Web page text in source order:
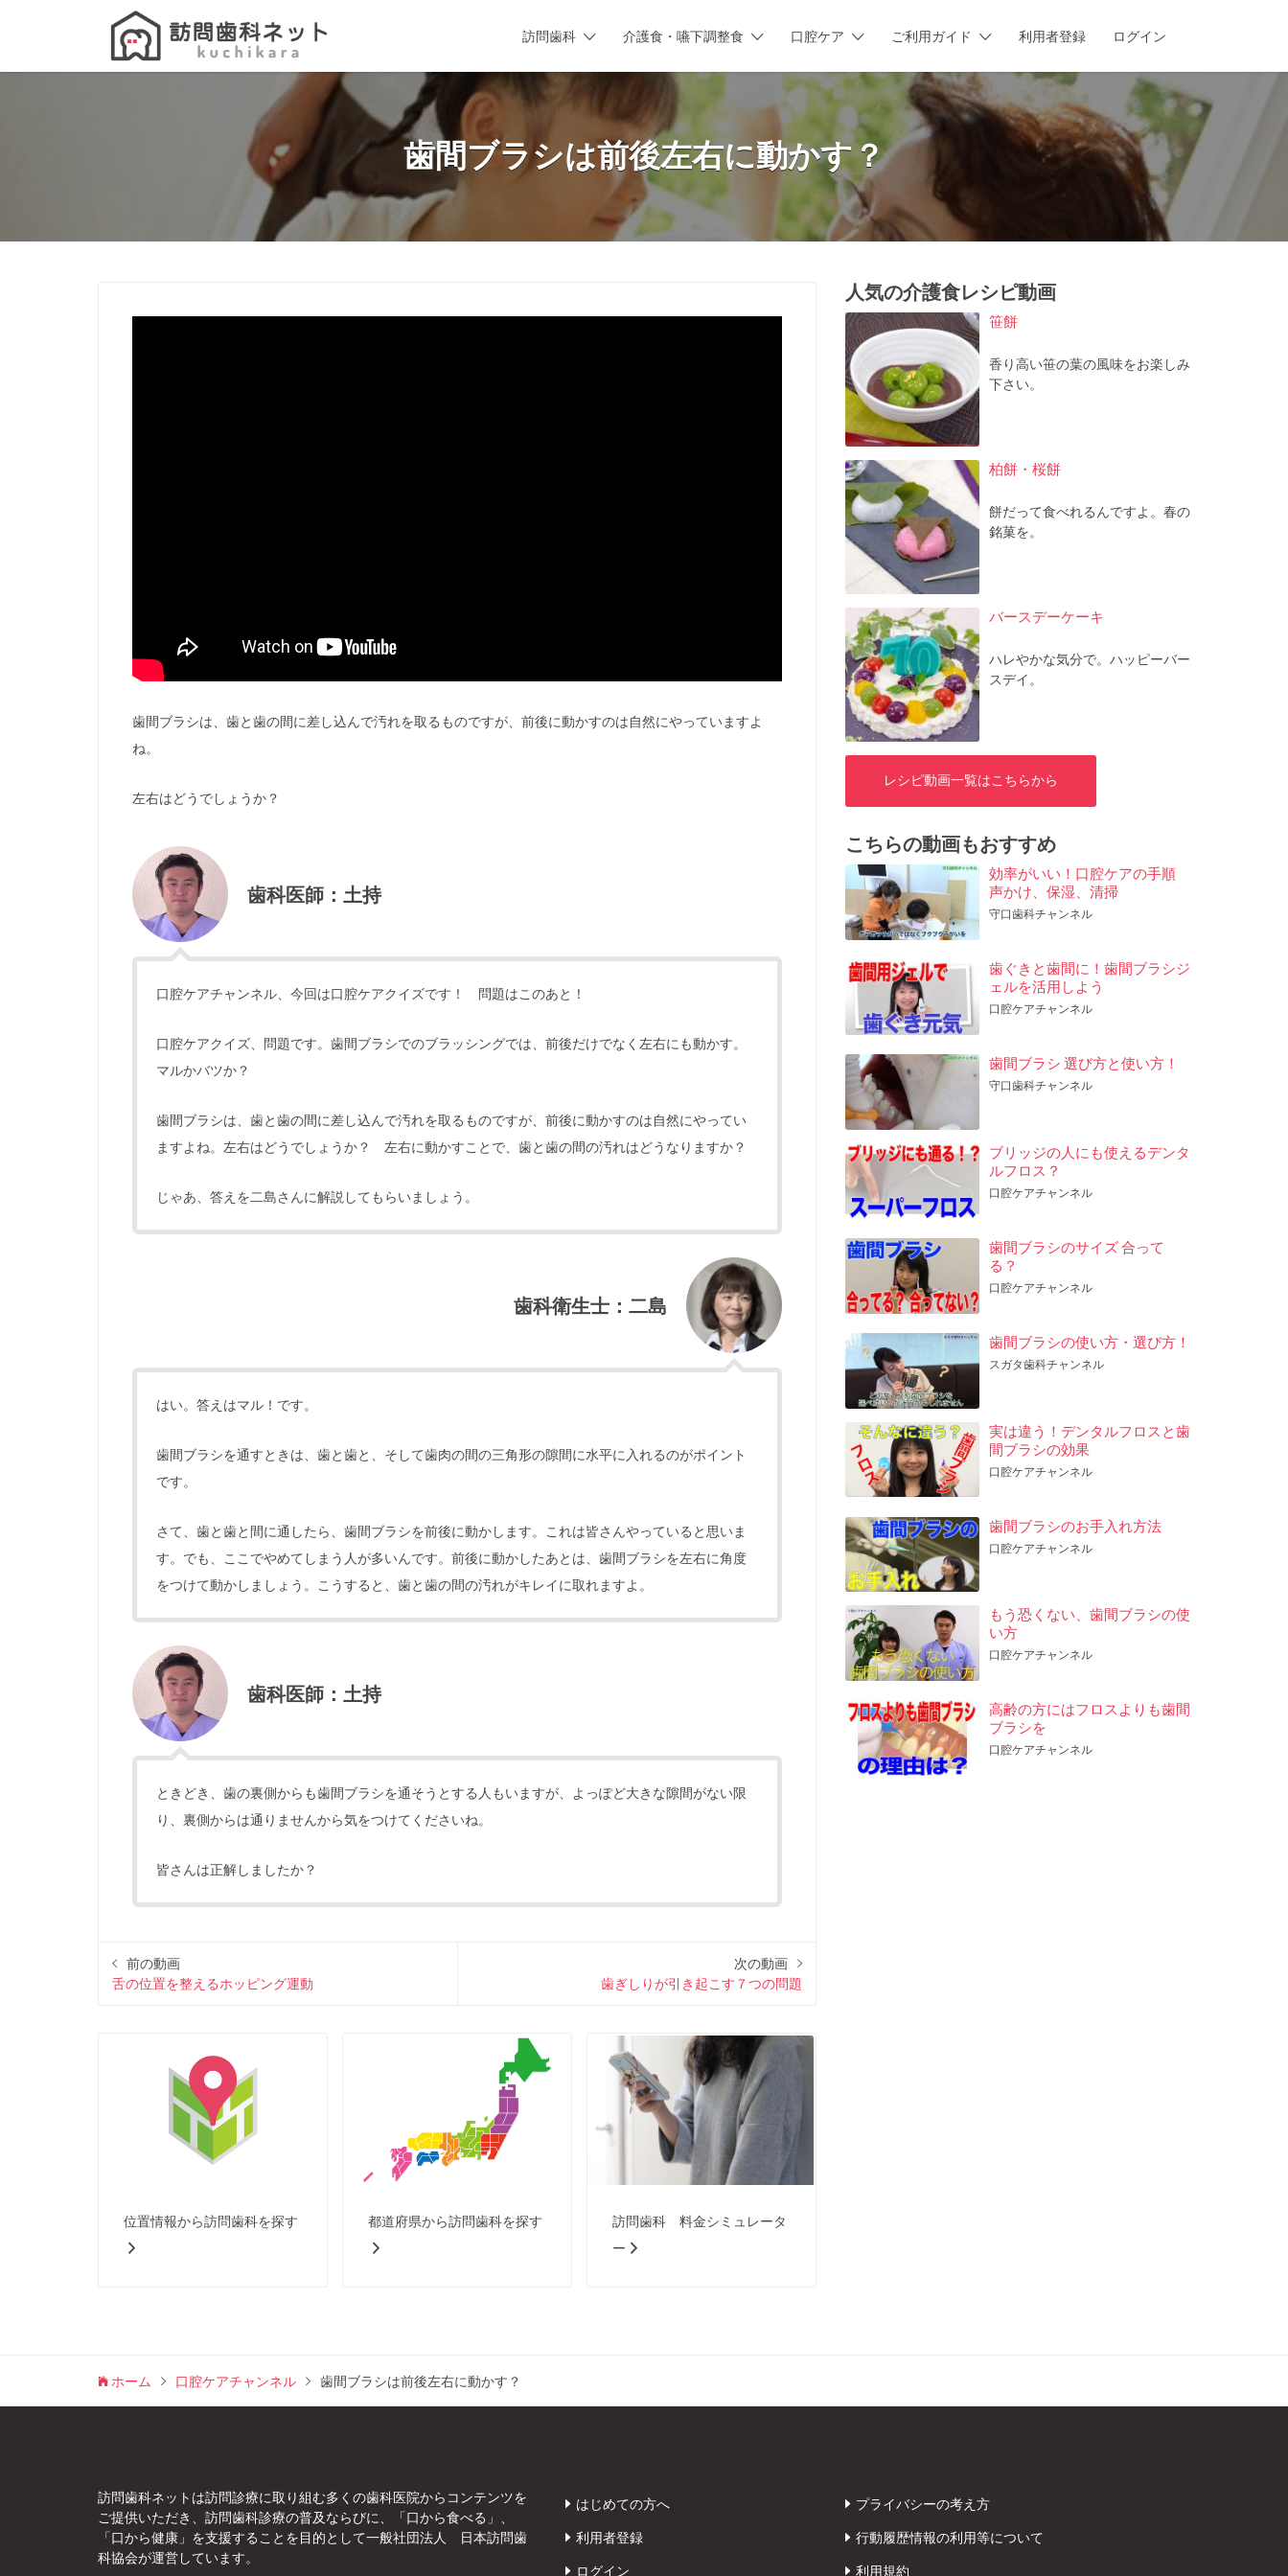
訪問歯科 介護食・嚥下調整食 口腔ケア ご利用ガイド 利用者登録 ログイン
Search
歯間ブラシは前後左右に動かす？
歯間ブラシは、歯と歯の間に差し込んで汚れを取るものですが、前後に動かすのは自然にやっていますよ
ね。
左右はどうでしょうか？
歯科医師：土持
口腔ケアチャンネル、今回は口腔ケアクイズです！ 問題はこのあと！
口腔ケアクイズ、問題です。歯間ブラシでのブラッシングでは、前後だけでなく左右にも動かす。
マルかバツか？
歯間ブラシは、歯と歯の間に差し込んで汚れを取るものですが、前後に動かすのは自然にやってい
ますよね。左右はどうでしょうか？ 左右に動かすことで、歯と歯の間の汚れはどうなりますか？
じゃあ、答えを二島さんに解説してもらいましょう。
歯科衛生士：二島
はい。答えはマル！です。
歯間ブラシを通すときは、歯と歯と、そして歯肉の間の三角形の隙間に水平に入れるのがポイント
です。
さて、歯と歯と間に通したら、歯間ブラシを前後に動かします。これは皆さんやっていると思いま
す。でも、ここでやめてしまう人が多いんです。前後に動かしたあとは、歯間ブラシを左右に角度
をつけて動かしましょう。こうすると、歯と歯の間の汚れがキレイに取れますよ。
歯科医師：土持
ときどき、歯の裏側からも歯間ブラシを通そうとする人もいますが、よっぽど大きな隙間がない限
り、裏側からは通りませんから気をつけてくださいね。
皆さんは正解しましたか？
前の動画
舌の位置を整えるホッピング運動
次の動画
歯ぎしりが引き起こす７つの問題
位置情報から訪問歯科を探す 都道府県から訪問歯科を探す
訪問歯科 料金シミュレータ
ー
人気の介護食レシピ動画
笹餅
香り高い笹の葉の風味をお楽しみ
下さい。
柏餅・桜餅
餅だって食べれるんですよ。春の
銘菓を。
バースデーケーキ
ハレやかな気分で。ハッピーバー
スデイ。
レシピ動画一覧はこちらから
こちらの動画もおすすめ
効率がいい！口腔ケアの手順
声かけ、保湿、清掃
守口歯科チャンネル
歯ぐきと歯間に！歯間ブラシジ
ェルを活用しよう
口腔ケアチャンネル
歯間ブラシ 選び方と使い方！
守口歯科チャンネル
ブリッジの人にも使えるデンタ
ルフロス？
口腔ケアチャンネル
歯間ブラシのサイズ 合って
る？
口腔ケアチャンネル
歯間ブラシの使い方・選び方！
スガタ歯科チャンネル
実は違う！デンタルフロスと歯
間ブラシの効果
口腔ケアチャンネル
歯間ブラシのお手入れ方法
口腔ケアチャンネル
もう恐くない、歯間ブラシの使
い方
口腔ケアチャンネル
高齢の方にはフロスよりも歯間
ブラシを
口腔ケアチャンネル
ホーム 口腔ケアチャンネル 歯間ブラシは前後左右に動かす？
訪問歯科ネットは訪問診療に取り組む多くの歯科医院からコンテンツを
ご提供いただき、訪問歯科診療の普及ならびに、「口から食べる」、
「口から健康」を支援することを目的として一般社団法人 日本訪問歯
科協会が運営しています。
はじめての方へ
利用者登録
ログイン
プライバシーの考え方
行動履歴情報の利用等について
利用規約